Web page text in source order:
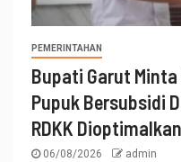
PEMERINTAHAN
Bupati Garut
Pupuk Bersubsidi
RDKK Dioptimalkan
06/08/2026 admin